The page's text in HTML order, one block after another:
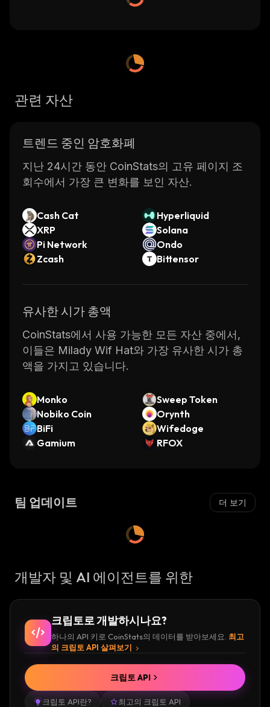
관련 자산
트렌드 중인 암호화폐
지난 24시간 동안 CoinStats의 고유 페이지 조
회수에서 가장 큰 변화를 보인 자산.
Cash Cat
Hyperliquid
XRP
Solana
Pi Network
Ondo
Zcash
Bittensor
유사한 시가 총액
CoinStats에서 사용 가능한 모든 자산 중에서,
이들은 Milady Wif Hat와 가장 유사한 시가 총
액을 가지고 있습니다.
Monko
Sweep Token
Nobiko Coin
Orynth
BiFi
Wifedoge
Gamium
RFOX
팀 업데이트 더 보기
개발자 및 AI 에이전트를 위한
크립토로 개발하시나요?
하나의 API 키로 CoinStats의 데이터를 받아보세요. 최고
의 크립토 API 살펴보기
크립토 API란? 최고의 크립토 API
크립토 API